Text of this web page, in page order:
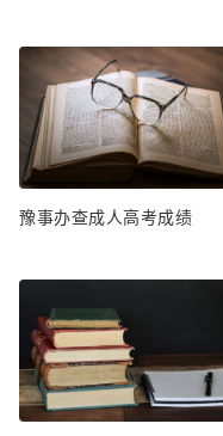
豫事办查成人高考成绩